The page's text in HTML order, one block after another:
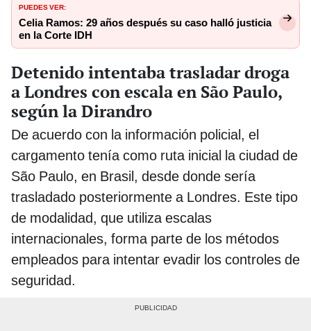
PUEDES VER:
Celia Ramos: 29 años después su caso halló justicia
en la Corte IDH
Detenido intentaba trasladar droga
a Londres con escala en São Paulo,
según la Dirandro
De acuerdo con la información policial, el
cargamento tenía como ruta inicial la ciudad de
São Paulo, en Brasil, desde donde sería
trasladado posteriormente a Londres. Este tipo
de modalidad, que utiliza escalas
internacionales, forma parte de los métodos
empleados para intentar evadir los controles de
seguridad.